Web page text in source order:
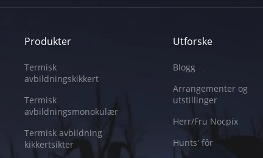
Produkter
Termisk
avbildningskikkert
Termisk
avbildningsmonokulær
Termisk avbildning
kikkertsikter
Utforske
Blogg
Arrangementer og
utstillinger
Herr/Fru Nocpix
Hunts' fôr